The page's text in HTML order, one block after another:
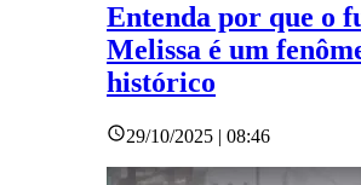
Entenda por que o
Melissa é um
histórico
29/10/2025 | 08:46